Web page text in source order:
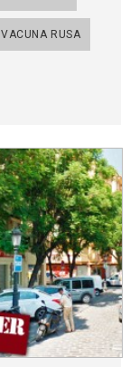
VACUNA RUSA